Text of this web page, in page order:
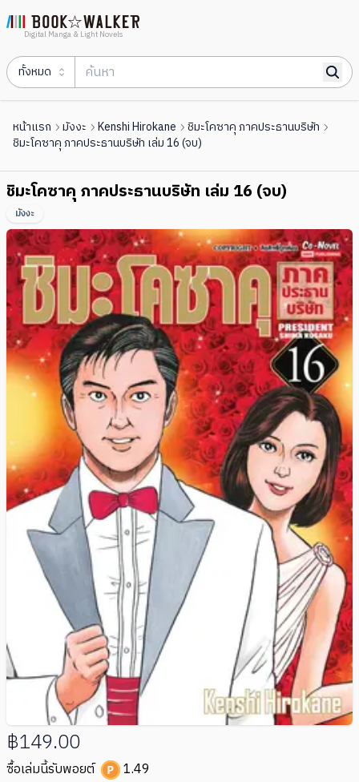
Digital Manga & Light Novels
ทั้งหมด
หน้าแรก มังงะ Kenshi Hirokane
ชิมะโคซาคุ ภาคประธานบริษัท
ชิมะโคซาคุ ภาคประธานบริษัท เล่ม 16 (จบ)
ชิมะโคซาคุ ภาคประธานบริษัท เล่ม 16 (จบ)
มังงะ
฿149.00
ซื้อเล่มนี้รับพอยต์ 1.49